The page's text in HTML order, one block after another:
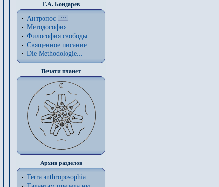
Г.А. Бондарев
Антропос
Методософия
Философия cвободы
Священное писание
Die Methodologie...
Печати планет
Архив разделов
Terra anthroposophia